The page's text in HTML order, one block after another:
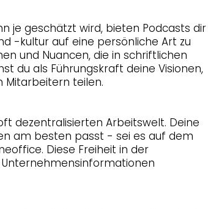
je geschätzt wird, bieten Podcasts dir
-kultur auf eine persönliche Art zu
und Nuancen, die in schriftlichen
du als Führungskraft deine Visionen,
Mitarbeitern teilen.
dezentralisierten Arbeitswelt. Deine
am besten passt - sei es auf dem
Diese Freiheit in der